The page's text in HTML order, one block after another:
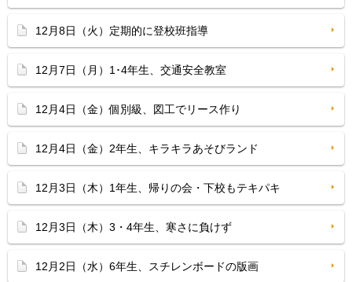
12月8日（火）定期的に登校班指導
12月7日（月）1･4年生、交通安全教室
12月4日（金）個別級、図工でリース作り
12月4日（金）2年生、キラキラあそびランド
12月3日（木）1年生、帰りの会・下校もテキパキ
12月3日（木）3・4年生、寒さに負けず
12月2日（水）6年生、スチレンボードの版画